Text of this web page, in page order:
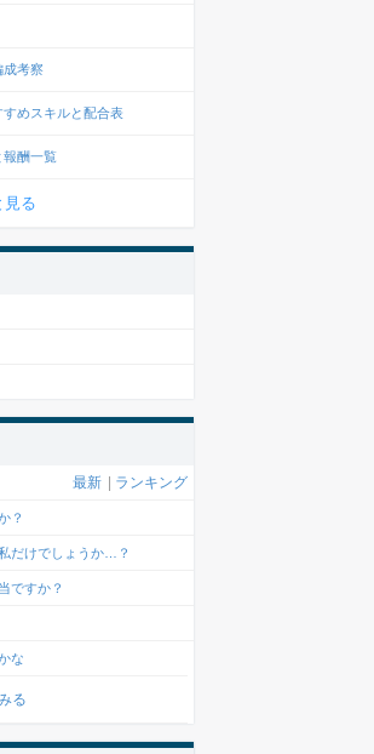
成考察
めスキルと配合表
報酬一覧
見る
最新 ランキング
？
だけでしょうか…？
ですか？
な
る